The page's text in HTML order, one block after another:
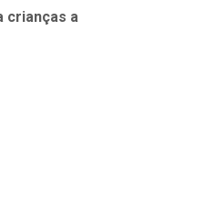
crianças a